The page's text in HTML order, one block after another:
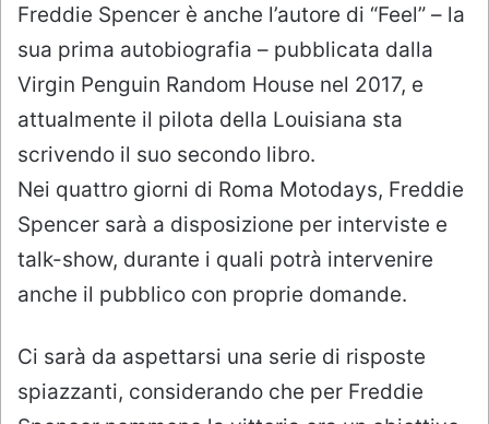
​Freddie Spencer è anche l’autore di “Feel” – la
sua prima autobiografia – pubblicata dalla
Virgin Penguin Random House nel 2017, e
attualmente il pilota della Louisiana sta
scrivendo il suo secondo libro.
Nei quattro giorni di Roma Motodays, Freddie
Spencer sarà a disposizione per interviste e
talk-show, durante i quali potrà intervenire
anche il pubblico con proprie domande.
Ci sarà da aspettarsi una serie di risposte
spiazzanti, considerando che per Freddie